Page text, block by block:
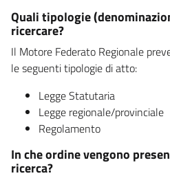
Quali tipologie
ricercare?
Il Motore Federato Regionale
le seguenti tipologie di atto:
Legge Statutaria
Legge regionale/provinciale
Regolamento
In che ordine vengono
ricerca?